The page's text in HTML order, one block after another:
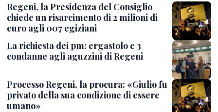
Regeni, la Presidenza del Consiglio
chiede un risarcimento di 2 milioni di
euro agli 007 egiziani
La richiesta dei pm: ergastolo e 3
condanne agli aguzzini di Regeni
Processo Regeni, la procura: «Giulio fu
privato della sua condizione di essere
umano»